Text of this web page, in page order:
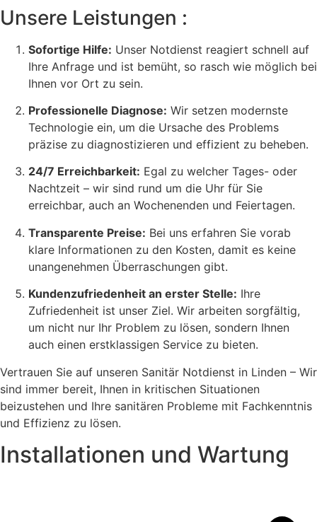
Unsere Leistungen :
Sofortige Hilfe: Unser Notdienst reagiert schnell auf
Ihre Anfrage und ist bemüht, so rasch wie möglich bei
Ihnen vor Ort zu sein.
Professionelle Diagnose: Wir setzen modernste
Technologie ein, um die Ursache des Problems
präzise zu diagnostizieren und effizient zu beheben.
24/7 Erreichbarkeit: Egal zu welcher Tages- oder
Nachtzeit – wir sind rund um die Uhr für Sie
erreichbar, auch an Wochenenden und Feiertagen.
Transparente Preise: Bei uns erfahren Sie vorab
klare Informationen zu den Kosten, damit es keine
unangenehmen Überraschungen gibt.
Kundenzufriedenheit an erster Stelle: Ihre
Zufriedenheit ist unser Ziel. Wir arbeiten sorgfältig,
um nicht nur Ihr Problem zu lösen, sondern Ihnen
auch einen erstklassigen Service zu bieten.
Vertrauen Sie auf unseren Sanitär Notdienst in Linden – Wir
sind immer bereit, Ihnen in kritischen Situationen
beizustehen und Ihre sanitären Probleme mit Fachkenntnis
und Effizienz zu lösen.
Installationen und Wartung